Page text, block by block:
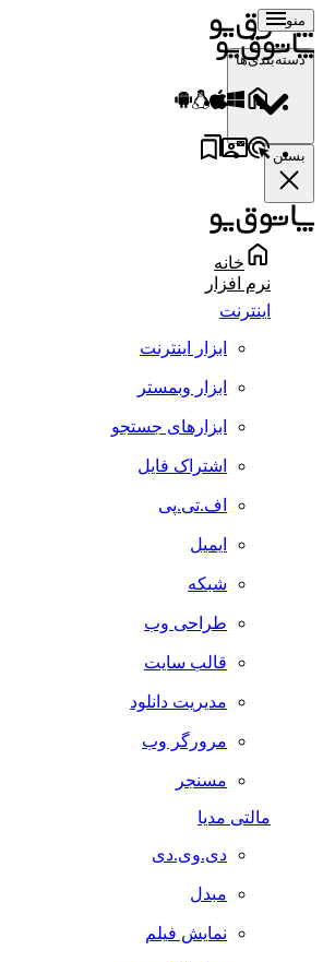
منو
دسته‌بندی‌ها
بستن
خانه
نرم افزار
اینترنت
ابزار اینترنت
ابزار وبمستر
ابزارهای جستجو
اشتراک فایل
اف.تی.پی
ایمیل
شبکه
طراحی وب
قالب سایت
مدیریت دانلود
مرورگر وب
مسنجر
مالتی مدیا
دی.وی.دی
مبدل
نمایش فیلم